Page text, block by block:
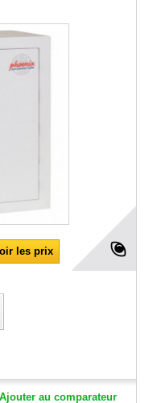
les prix
Ajouter au comparateur